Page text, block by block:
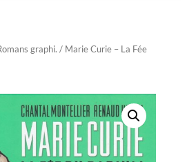
graphi. / Marie Curie – La Fée